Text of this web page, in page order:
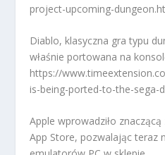
project-upcoming-
Diablo, klasyczna gra typu
właśnie portowana na
https://
is-being-ported-to-the-sega-
Apple wprowadziło
App Store, pozwalając teraz